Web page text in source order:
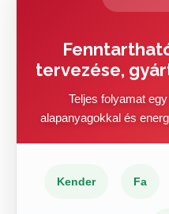
tervezése,
Teljes folyamat
alapanyagokkal és
Kender Fa